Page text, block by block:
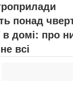
понад
в домі: про
всі